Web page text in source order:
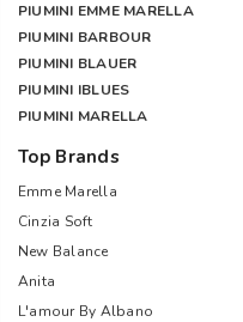
PIUMINI EMME MARELLA
PIUMINI BARBOUR
PIUMINI BLAUER
PIUMINI IBLUES
PIUMINI MARELLA
Top Brands
Emme Marella
Cinzia Soft
New Balance
Anita
L'amour By Albano